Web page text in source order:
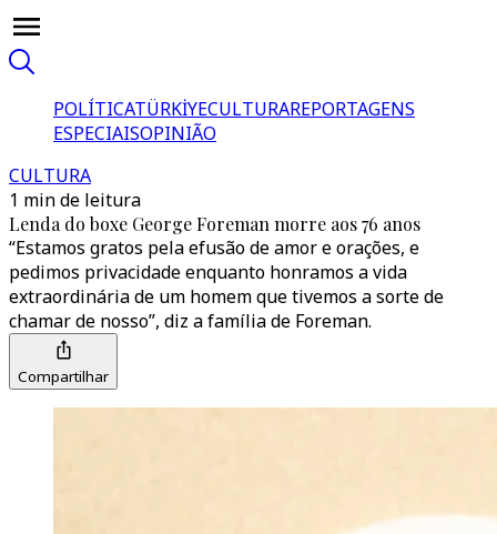
POLÍTICATÜRKİYECULTURAREPORTAGENS
ESPECIAISOPINIÃO
CULTURA
1 min de leitura
Lenda do boxe George Foreman morre aos 76 anos
“Estamos gratos pela efusão de amor e orações, e
pedimos privacidade enquanto honramos a vida
extraordinária de um homem que tivemos a sorte de
chamar de nosso”, diz a família de Foreman.
Compartilhar